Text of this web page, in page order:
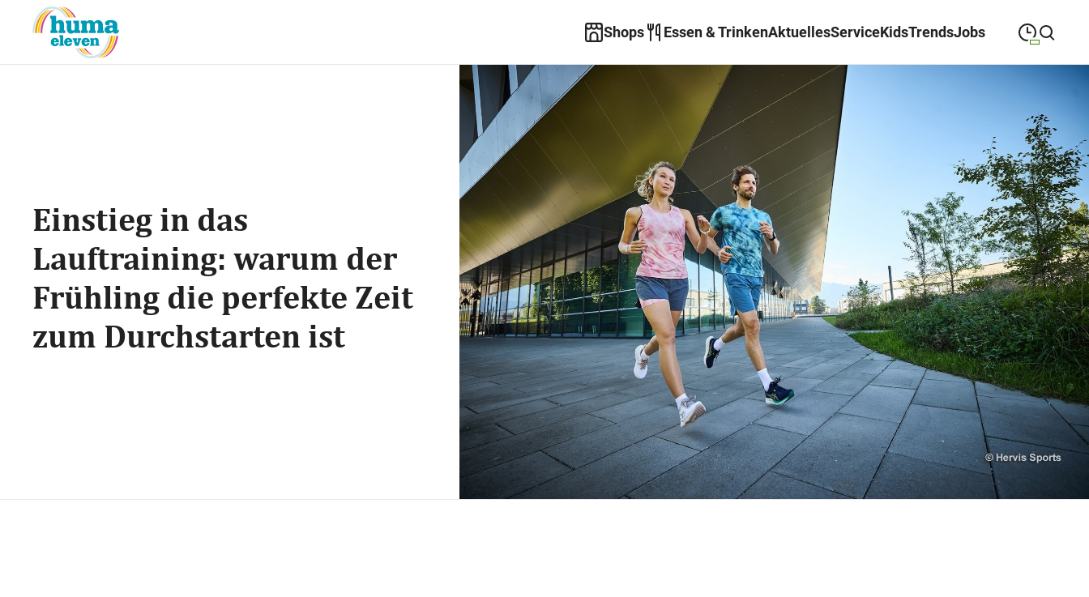
Shops Essen & TrinkenAktuellesServiceKidsTrendsJobs
Suche schließen
09:00 —19:00
09:00—19:00
Donnerstag
DONNERSTAG 09:00—19:00
Freitag
FREITAG 09:00—19:00
Samstag
SAMSTAG 09:00—18:00
Sonderöffnungszeiten
Wegbeschreibung
Einstieg in das
Lauftraining: warum der
Frühling die perfekte Zeit
zum Durchstarten ist